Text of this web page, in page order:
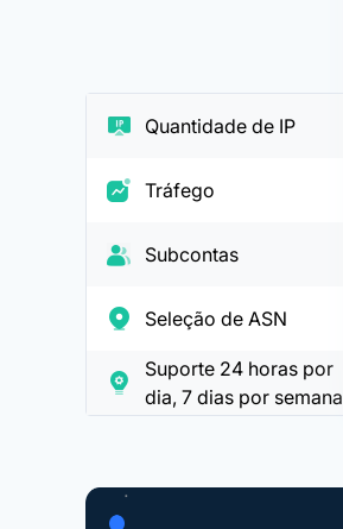
Quantidade de IP
Tráfego
Subcontas
Seleção de ASN
Suporte 24 horas por
dia, 7 dias por semana